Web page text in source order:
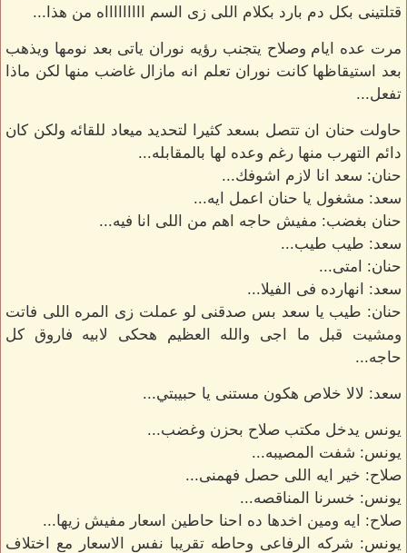
قتلتينى بكل دم بارد بكلام اللى زى السم اااااااااه من هذا...
مرت عده ايام وصلاح يتجنب رؤيه نوران ياتى بعد نومها ويذهب
بعد استيقاظها كانت نوران تعلم انه مازال غاضب منها لكن ماذا
تفعل...
حاولت حنان ان تتصل بسعد كثيرا لتحديد ميعاد للقائه ولكن كان
دائم التهرب منها رغم وعده لها بالمقابله...
حنان: سعد انا لازم اشوفك...
سعد: مشغول يا حنان اعمل ايه...
حنان بغضب: مفيش حاجه اهم من اللى انا فيه...
سعد: طيب طيب...
حنان: امتى...
سعد: انهارده فى الفيلا...
حنان: طيب يا سعد بس صدقنى لو عملت زى المره اللى فاتت
ومشيت قبل ما اجى والله العظيم هحكى لابيه فاروق كل
حاجه...
سعد: لالا خلاص هكون مستنى يا حبيبتي...
يونس يدخل مكتب صلاح بحزن وغضب...
يونس: شفت المصيبه...
صلاح: خير ايه اللى حصل فهمنى...
يونس: خسرنا المناقصه...
صلاح: ايه ومين اخدها ده احنا حاطين اسعار مفيش زيها...
يونس: شركه الرفاعى وحاطه تقريبا نفس الاسعار مع اختلاف